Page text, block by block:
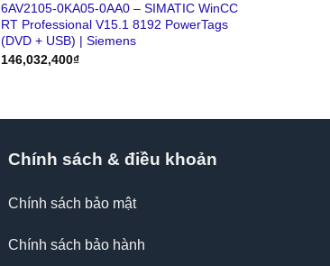
6AV2105-0KA05-0AA0 – SIMATIC WinCC
RT Professional V15.1 8192 PowerTags
(DVD + USB) | Siemens
146,032,400₫
Chính sách & điều khoản
Chính sách bảo mật
Chính sách bảo hành